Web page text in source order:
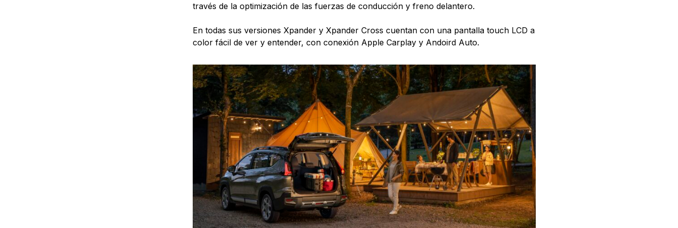
través de la optimización de las fuerzas de conducción y freno delantero.
En todas sus versiones Xpander y Xpander Cross cuentan con una pantalla touch LCD a
color fácil de ver y entender, con conexión Apple Carplay y Andoird Auto.